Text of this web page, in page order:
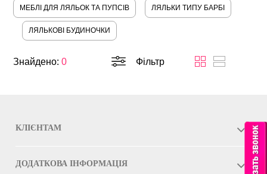
МЕБЛІ ДЛЯ ЛЯЛЬОК ТА ПУПСІВ ЛЯЛЬКИ ТИПУ БАРБІ
ЛЯЛЬКОВІ БУДИНОЧКИ
Знайдено:0 Фільтр
КЛІЄНТАМ
ДОДАТКОВА ІНФОРМАЦІЯ